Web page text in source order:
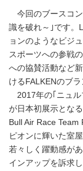
今回のブースコ
識を破れ～｣です。
ョンのようなビジ
スポーツへの参戦
への協賛活動など
けるFALKENのブ
2017年の｢ニュル
が日本初展示とな
Bull Air Race Team
ピオンに輝いた室
若々しく躍動感が
インアップを訴求